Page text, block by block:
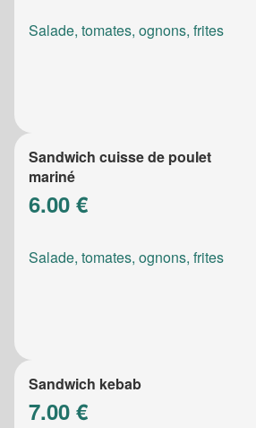
Salade, tomates, ognons, frites
Sandwich cuisse de poulet
mariné
6.00 €
Salade, tomates, ognons, frites
Sandwich kebab
7.00 €